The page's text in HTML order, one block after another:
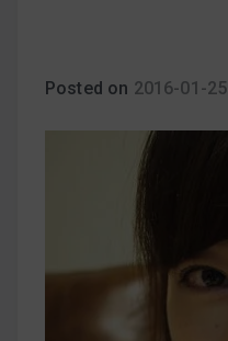
健身重訓菜單
運動健身飲食建議
Posted on 2016-01-25